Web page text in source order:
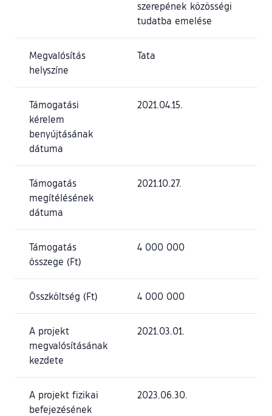
szerepének közösségi
tudatba emelése
Megvalósítás
helyszíne
Tata
Támogatási
kérelem
benyújtásának
dátuma
2021.04.15.
Támogatás
megítélésének
dátuma
2021.10.27.
Támogatás
összege (Ft)
4 000 000
Összköltség (Ft) 4 000 000
A projekt
megvalósításának
kezdete
2021.03.01.
A projekt fizikai
befejezésének
2023.06.30.